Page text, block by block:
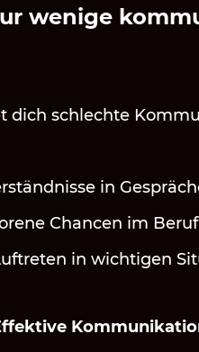
wenige
dich schlechte
in
Chancen im Beruf
in wichtigen